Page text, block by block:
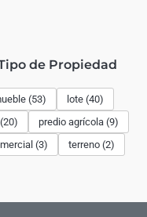
de Propiedad
(53)
lote (40)
predio agrícola (9)
(3)
terreno (2)